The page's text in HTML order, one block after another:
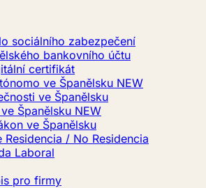
sociálního zabezpečení
bankovního účtu
certifikát
ve Španělsku NEW
ve Španělsku
Španělsku NEW
ve Španělsku
/ No Residencia
Laboral
pro firmy